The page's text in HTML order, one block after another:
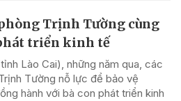
Trịnh Tường cùng
triển kinh tế
Lào Cai), những năm qua, các
Tường nỗ lực để bảo vệ
hành với bà con phát triển kinh